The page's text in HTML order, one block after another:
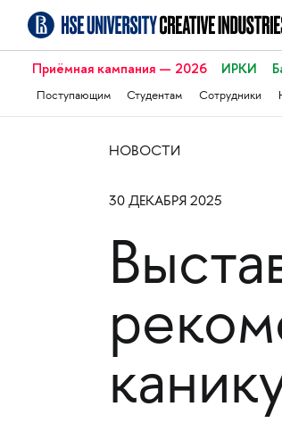
Приёмная кампания — 2026 ИРКИ
Поступающим Студентам Сотрудники
НОВОСТИ
30 ДЕКАБРЯ 2025